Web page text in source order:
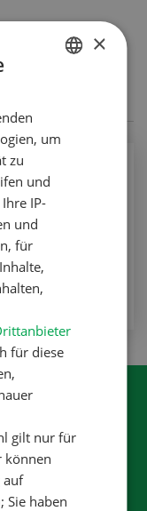
Jasmin
×
um
zu
und
IP-
und
für
für diese
gilt nur für
können
auf
Sie haben